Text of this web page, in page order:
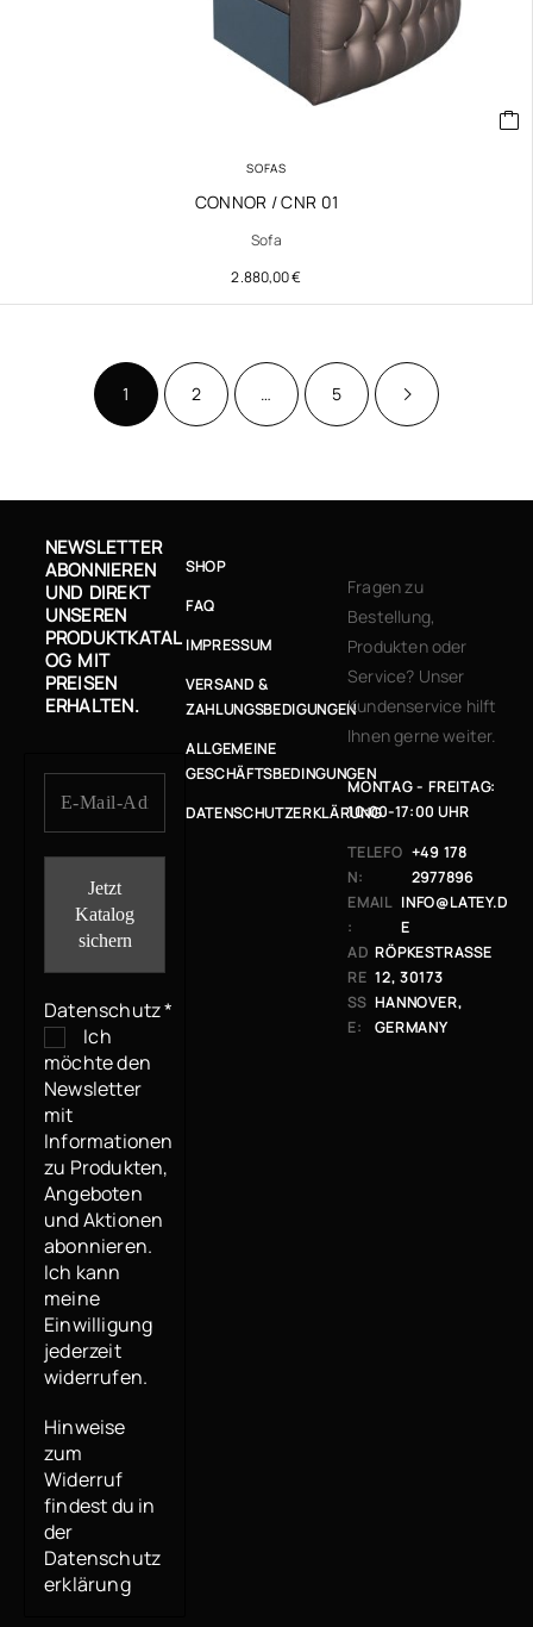
SOFAS
CONNOR / CNR 01
Sofa
2.880,00€
1 2 … 5
NEWSLETTER
ABONNIEREN
UND DIREKT
UNSEREN
PRODUKTKATAL
OG MIT
PREISEN
ERHALTEN.
Datenschutz*
Ich
möchte den
Newsletter
mit
Informationen
zu Produkten,
Angeboten
und Aktionen
abonnieren.
Ich kann
meine
Einwilligung
jederzeit
widerrufen.
Hinweise
zum
Widerruf
findest du in
der
Datenschutz
erklärung
SHOP
FAQ
IMPRESSUM
VERSAND &
ZAHLUNGSBEDIGUNGEN
ALLGEMEINE
GESCHÄFTSBEDINGUNGEN
DATENSCHUTZERKLÄRUNG
Fragen zu
Bestellung,
Produkten oder
Service? Unser
Kundenservice hilft
Ihnen gerne weiter.
MONTAG - FREITAG:
10:00-17:00 UHR
TELEFO
N:
+49 178
2977896
EMAIL
:
INFO@LATEY.D
E
AD
RE
SS
E:
RÖPKESTRASSE 1
2, 30173 H
ANNOVER, G
ERMANY